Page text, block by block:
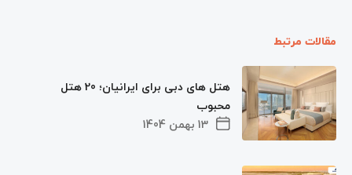
مقالات مرتبط
13 بهمن 1404
هتل های دبی برای ایرانیان؛ 20 هتل
محبوب